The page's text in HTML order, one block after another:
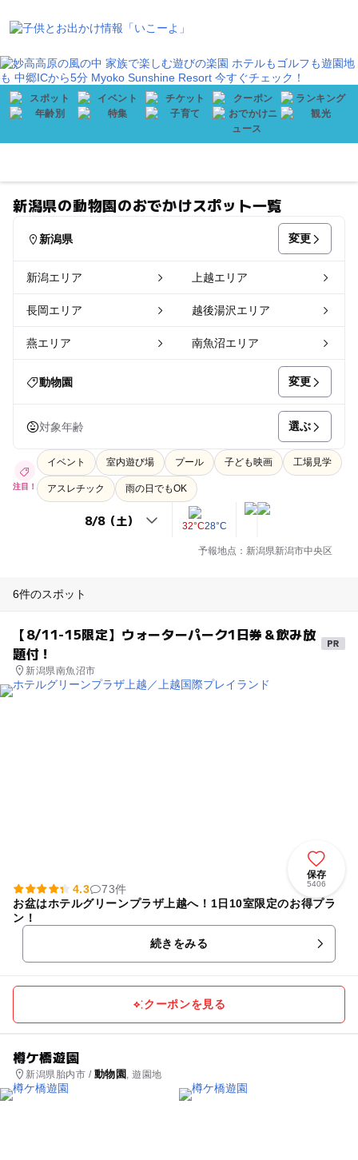
新潟県の動物園のおでかけスポット一覧
新潟県 変更
新潟エリア 上越エリア
長岡エリア 越後湯沢エリア
燕エリア 南魚沼エリア
動物園 変更
対象年齢 選ぶ
注目！
イベント 室内遊び場 プール 子ども映画 工場見学
アスレチック 雨の日でもOK
32°C28°C
予報地点：新潟県新潟市中央区
6件のスポット
【8/11-15限定】ウォーターパーク1日券＆飲み放
題付！
新潟県南魚沼市
保存
5406
4.3
73件
お盆はホテルグリーンプラザ上越へ！1日10室限定のお得プラ
ン！
続きをみる
クーポンを見る
樽ケ橋遊園
新潟県胎内市 / 動物園 , 遊園地